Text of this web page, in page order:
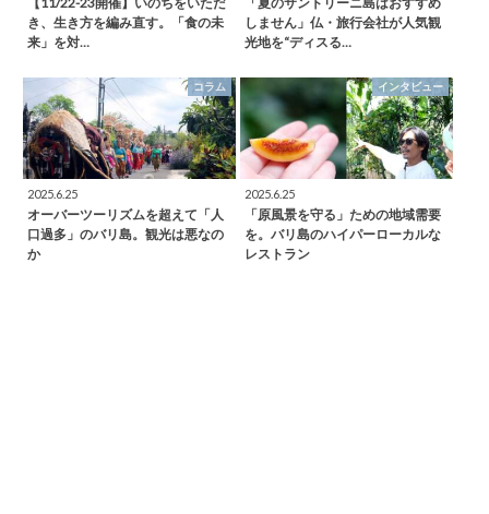
き、生き方を編み直す。「食の未
来」を対…
しません」仏・旅行会社が人気観
光地を“ディスる…
コラム
2025.6.25
オーバーツーリズムを超えて「人
口過多」のバリ島。観光は悪なの
か
インタビュー
2025.6.25
「原風景を守る」ための地域需要
を。バリ島のハイパーローカルな
レストラン